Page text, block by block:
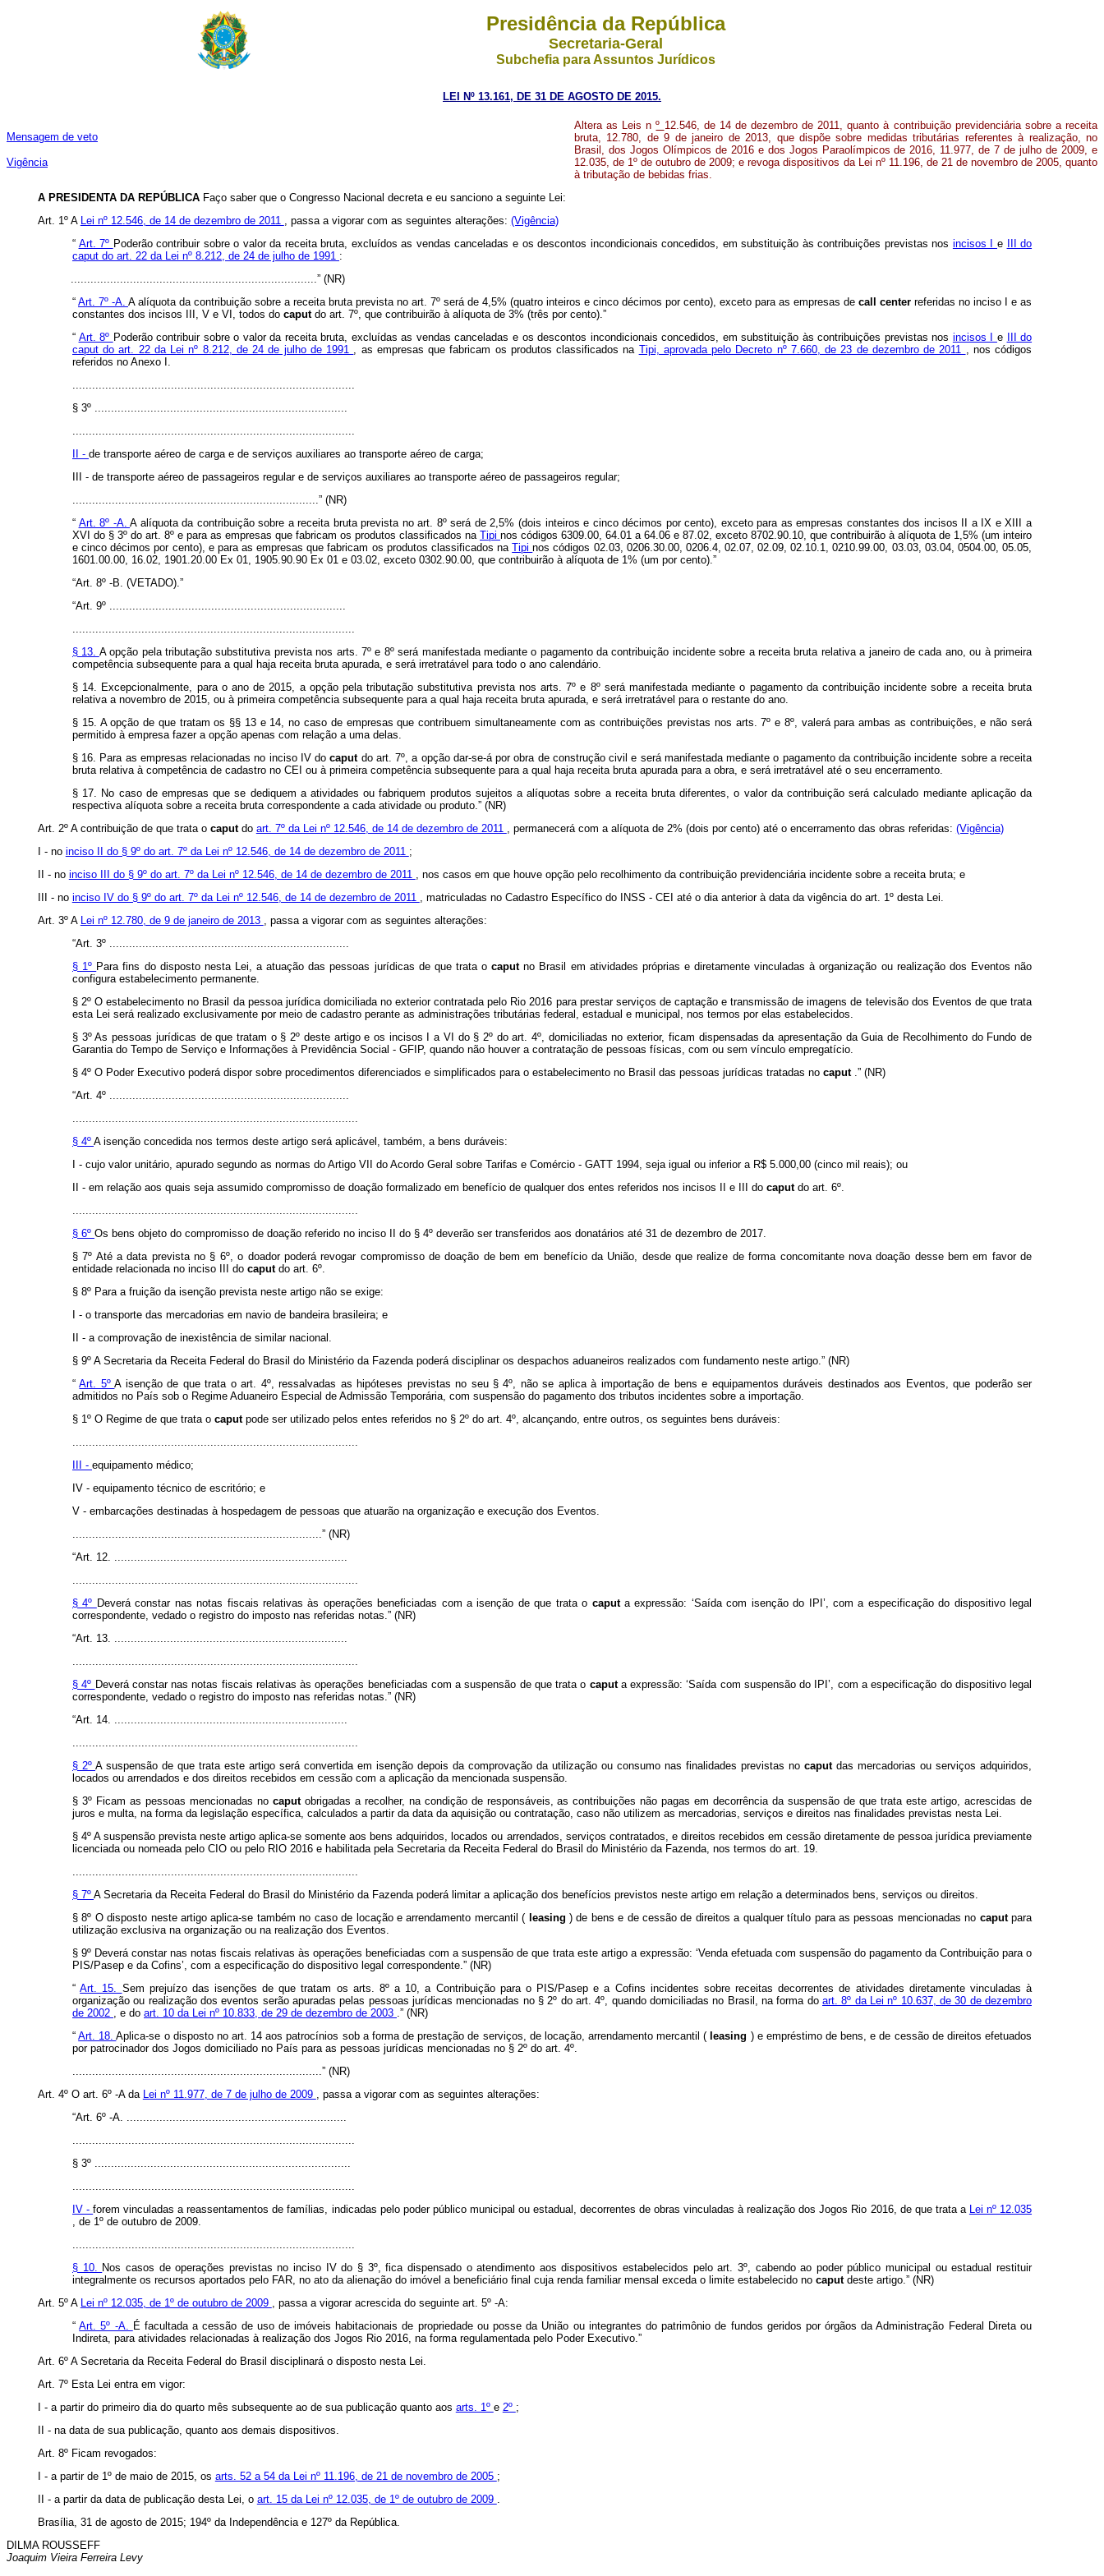
Presidência da República
Secretaria-Geral
Subchefia para Assuntos Jurídicos
LEI Nº 13.161, DE 31 DE AGOSTO DE 2015.
Mensagem de veto
Vigência
Altera as Leis nº 12.546, de 14 de dezembro de 2011, quanto à contribuição previdenciária sobre a receita
bruta, 12.780, de 9 de janeiro de 2013, que dispõe sobre medidas tributárias referentes à realização, no
Brasil, dos Jogos Olímpicos de 2016 e dos Jogos Paraolímpicos de 2016, 11.977, de 7 de julho de 2009, e
12.035, de 1º de outubro de 2009; e revoga dispositivos da Lei nº 11.196, de 21 de novembro de 2005, quanto
à tributação de bebidas frias.
A PRESIDENTA DA REPÚBLICA Faço saber que o Congresso Nacional decreta e eu sanciono a seguinte Lei:
Art. 1º A Lei nº 12.546, de 14 de dezembro de 2011 , passa a vigorar com as seguintes alterações: (Vigência)
“ Art. 7º Poderão contribuir sobre o valor da receita bruta, excluídos as vendas canceladas e os descontos incondicionais concedidos, em substituição às contribuições previstas nos incisos I e
III do
caput do art. 22 da Lei nº 8.212, de 24 de julho de 1991 :
...........................................................................” (NR)
“ Art. 7º -A. A alíquota da contribuição sobre a receita bruta prevista no art. 7º será de 4,5% (quatro inteiros e cinco décimos por cento), exceto para as empresas de call center referidas no inciso I e as
constantes dos incisos III, V e VI, todos do caput do art. 7º, que contribuirão à alíquota de 3% (três por cento).”
“ Art. 8º Poderão contribuir sobre o valor da receita bruta, excluídas as vendas canceladas e os descontos incondicionais concedidos, em substituição às contribuições previstas nos incisos I e
III do
caput do art. 22 da Lei nº 8.212, de 24 de julho de 1991 , as empresas que fabricam os produtos classificados na Tipi, aprovada pelo Decreto nº 7.660, de 23 de dezembro de 2011 , nos códigos
referidos no Anexo I.
......................................................................................
§ 3º .............................................................................
......................................................................................
II - de transporte aéreo de carga e de serviços auxiliares ao transporte aéreo de carga;
III - de transporte aéreo de passageiros regular e de serviços auxiliares ao transporte aéreo de passageiros regular;
...........................................................................” (NR)
“ Art. 8º -A.A alíquota da contribuição sobre a receita bruta prevista no art. 8º será de 2,5% (dois inteiros e cinco décimos por cento), exceto para as empresas constantes dos incisos II a IX e XIII a
XVI do § 3º do art. 8º e para as empresas que fabricam os produtos classificados na Tipi nos códigos 6309.00, 64.01 a 64.06 e 87.02, exceto 8702.90.10, que contribuirão à alíquota de 1,5% (um inteiro
e cinco décimos por cento), e para as empresas que fabricam os produtos classificados naTipinos códigos 02.03, 0206.30.00, 0206.4, 02.07, 02.09, 02.10.1, 0210.99.00, 03.03, 03.04, 0504.00, 05.05,
1601.00.00, 16.02, 1901.20.00 Ex 01, 1905.90.90 Ex 01 e 03.02, exceto 0302.90.00, que contribuirão à alíquota de 1% (um por cento).”
“Art. 8º -B. (VETADO).”
“Art. 9º ........................................................................
......................................................................................
§ 13. A opção pela tributação substitutiva prevista nos arts. 7º e 8º será manifestada mediante o pagamento da contribuição incidente sobre a receita bruta relativa a janeiro de cada ano, ou à primeira
competência subsequente para a qual haja receita bruta apurada, e será irretratável para todo o ano calendário.
§ 14. Excepcionalmente, para o ano de 2015, a opção pela tributação substitutiva prevista nos arts. 7º e 8º será manifestada mediante o pagamento da contribuição incidente sobre a receita bruta
relativa a novembro de 2015, ou à primeira competência subsequente para a qual haja receita bruta apurada, e será irretratável para o restante do ano.
§ 15. A opção de que tratam os §§ 13 e 14, no caso de empresas que contribuem simultaneamente com as contribuições previstas nos arts. 7º e 8º, valerá para ambas as contribuições, e não será
permitido à empresa fazer a opção apenas com relação a uma delas.
§ 16. Para as empresas relacionadas no inciso IV docaput do art. 7º, a opção dar-se-á por obra de construção civil e será manifestada mediante o pagamento da contribuição incidente sobre a receita
bruta relativa à competência de cadastro no CEI ou à primeira competência subsequente para a qual haja receita bruta apurada para a obra, e será irretratável até o seu encerramento.
§ 17. No caso de empresas que se dediquem a atividades ou fabriquem produtos sujeitos a alíquotas sobre a receita bruta diferentes, o valor da contribuição será calculado mediante aplicação da
respectiva alíquota sobre a receita bruta correspondente a cada atividade ou produto.” (NR)
Art. 2º A contribuição de que trata o caput do art. 7º da Lei nº 12.546, de 14 de dezembro de 2011 , permanecerá com a alíquota de 2% (dois por cento) até o encerramento das obras referidas: (Vigência)
I - no inciso II do § 9º do art. 7º da Lei nº 12.546, de 14 de dezembro de 2011 ;
II - no inciso III do § 9º do art. 7º da Lei nº 12.546, de 14 de dezembro de 2011 , nos casos em que houve opção pelo recolhimento da contribuição previdenciária incidente sobre a receita bruta; e
III - no inciso IV do § 9º do art. 7º da Lei nº 12.546, de 14 de dezembro de 2011 , matriculadas no Cadastro Específico do INSS - CEI até o dia anterior à data da vigência do art. 1º desta Lei.
Art. 3º A Lei nº 12.780, de 9 de janeiro de 2013 , passa a vigorar com as seguintes alterações:
“Art. 3º .........................................................................
§ 1º Para fins do disposto nesta Lei, a atuação das pessoas jurídicas de que trata ocaputno Brasil em atividades próprias e diretamente vinculadas à organização ou realização dos Eventos não
configura estabelecimento permanente.
§ 2º O estabelecimento no Brasil da pessoa jurídica domiciliada no exterior contratada pelo Rio 2016 para prestar serviços de captação e transmissão de imagens de televisão dos Eventos de que trata
esta Lei será realizado exclusivamente por meio de cadastro perante as administrações tributárias federal, estadual e municipal, nos termos por elas estabelecidos.
§ 3º As pessoas jurídicas de que tratam o § 2º deste artigo e os incisos I a VI do § 2º do art. 4º, domiciliadas no exterior, ficam dispensadas da apresentação da Guia de Recolhimento do Fundo de
Garantia do Tempo de Serviço e Informações à Previdência Social - GFIP, quando não houver a contratação de pessoas físicas, com ou sem vínculo empregatício.
§ 4º O Poder Executivo poderá dispor sobre procedimentos diferenciados e simplificados para o estabelecimento no Brasil das pessoas jurídicas tratadas no caput .” (NR)
“Art. 4º .........................................................................
.......................................................................................
§ 4º A isenção concedida nos termos deste artigo será aplicável, também, a bens duráveis:
I - cujo valor unitário, apurado segundo as normas do Artigo VII do Acordo Geral sobre Tarifas e Comércio - GATT 1994, seja igual ou inferior a R$ 5.000,00 (cinco mil reais); ou
II - em relação aos quais seja assumido compromisso de doação formalizado em benefício de qualquer dos entes referidos nos incisos II e III do caput do art. 6º.
.......................................................................................
§ 6º Os bens objeto do compromisso de doação referido no inciso II do § 4º deverão ser transferidos aos donatários até 31 de dezembro de 2017.
§ 7º Até a data prevista no § 6º, o doador poderá revogar compromisso de doação de bem em benefício da União, desde que realize de forma concomitante nova doação desse bem em favor de
entidade relacionada no inciso III do caput do art. 6º.
§ 8º Para a fruição da isenção prevista neste artigo não se exige:
I - o transporte das mercadorias em navio de bandeira brasileira; e
II - a comprovação de inexistência de similar nacional.
§ 9º A Secretaria da Receita Federal do Brasil do Ministério da Fazenda poderá disciplinar os despachos aduaneiros realizados com fundamento neste artigo.” (NR)
“Art. 5ºA isenção de que trata o art. 4º, ressalvadas as hipóteses previstas no seu § 4º, não se aplica à importação de bens e equipamentos duráveis destinados aos Eventos, que poderão ser
admitidos no País sob o Regime Aduaneiro Especial de Admissão Temporária, com suspensão do pagamento dos tributos incidentes sobre a importação.
§ 1º O Regime de que trata o caput pode ser utilizado pelos entes referidos no § 2º do art. 4º, alcançando, entre outros, os seguintes bens duráveis:
.......................................................................................
III - equipamento médico;
IV - equipamento técnico de escritório; e
V - embarcações destinadas à hospedagem de pessoas que atuarão na organização e execução dos Eventos.
............................................................................” (NR)
“Art. 12. .......................................................................
.......................................................................................
§ 4º Deverá constar nas notas fiscais relativas às operações beneficiadas com a isenção de que trata o caput a expressão: ‘Saída com isenção do IPI’, com a especificação do dispositivo legal
correspondente, vedado o registro do imposto nas referidas notas.” (NR)
“Art. 13. .......................................................................
.......................................................................................
§ 4º Deverá constar nas notas fiscais relativas às operações beneficiadas com a suspensão de que trata o caput a expressão: ‘Saída com suspensão do IPI’, com a especificação do dispositivo legal
correspondente, vedado o registro do imposto nas referidas notas.” (NR)
“Art. 14. .......................................................................
.......................................................................................
§ 2º A suspensão de que trata este artigo será convertida em isenção depois da comprovação da utilização ou consumo nas finalidades previstas no caput das mercadorias ou serviços adquiridos,
locados ou arrendados e dos direitos recebidos em cessão com a aplicação da mencionada suspensão.
§ 3º Ficam as pessoas mencionadas no caput obrigadas a recolher, na condição de responsáveis, as contribuições não pagas em decorrência da suspensão de que trata este artigo, acrescidas de
juros e multa, na forma da legislação específica, calculados a partir da data da aquisição ou contratação, caso não utilizem as mercadorias, serviços e direitos nas finalidades previstas nesta Lei.
§ 4º A suspensão prevista neste artigo aplica-se somente aos bens adquiridos, locados ou arrendados, serviços contratados, e direitos recebidos em cessão diretamente de pessoa jurídica previamente
licenciada ou nomeada pelo CIO ou pelo RIO 2016 e habilitada pela Secretaria da Receita Federal do Brasil do Ministério da Fazenda, nos termos do art. 19.
.......................................................................................
§ 7º A Secretaria da Receita Federal do Brasil do Ministério da Fazenda poderá limitar a aplicação dos benefícios previstos neste artigo em relação a determinados bens, serviços ou direitos.
§ 8º O disposto neste artigo aplica-se também no caso de locação e arrendamento mercantil ( leasing) de bens e de cessão de direitos a qualquer título para as pessoas mencionadas no caputpara
utilização exclusiva na organização ou na realização dos Eventos.
§ 9º Deverá constar nas notas fiscais relativas às operações beneficiadas com a suspensão de que trata este artigo a expressão: ‘Venda efetuada com suspensão do pagamento da Contribuição para o
PIS/Pasep e da Cofins’, com a especificação do dispositivo legal correspondente.” (NR)
“Art. 15. Sem prejuízo das isenções de que tratam os arts. 8º a 10, a Contribuição para o PIS/Pasep e a Cofins incidentes sobre receitas decorrentes de atividades diretamente vinculadas à
organização ou realização dos eventos serão apuradas pelas pessoas jurídicas mencionadas no § 2º do art. 4º, quando domiciliadas no Brasil, na forma do art. 8º da Lei nº 10.637, de 30 de dezembro
de 2002 , e do art. 10 da Lei nº 10.833, de 29 de dezembro de 2003 .” (NR)
“Art. 18.Aplica-se o disposto no art. 14 aos patrocínios sob a forma de prestação de serviços, de locação, arrendamento mercantil ( leasing ) e empréstimo de bens, e de cessão de direitos efetuados
por patrocinador dos Jogos domiciliado no País para as pessoas jurídicas mencionadas no § 2º do art. 4º.
............................................................................” (NR)
Art. 4º O art. 6º -A da Lei nº 11.977, de 7 de julho de 2009 , passa a vigorar com as seguintes alterações:
“Art. 6º -A. ...................................................................
......................................................................................
§ 3º ..............................................................................
......................................................................................
IV -forem vinculadas a reassentamentos de famílias, indicadas pelo poder público municipal ou estadual, decorrentes de obras vinculadas à realização dos Jogos Rio 2016, de que trata a Lei nº 12.035
, de 1º de outubro de 2009.
......................................................................................
§ 10. Nos casos de operações previstas no inciso IV do § 3º, fica dispensado o atendimento aos dispositivos estabelecidos pelo art. 3º, cabendo ao poder público municipal ou estadual restituir
integralmente os recursos aportados pelo FAR, no ato da alienação do imóvel a beneficiário final cuja renda familiar mensal exceda o limite estabelecido no caput deste artigo.” (NR)
Art. 5º A Lei nº 12.035, de 1º de outubro de 2009 , passa a vigorar acrescida do seguinte art. 5º -A:
“Art. 5º -A. É facultada a cessão de uso de imóveis habitacionais de propriedade ou posse da União ou integrantes do patrimônio de fundos geridos por órgãos da Administração Federal Direta ou
Indireta, para atividades relacionadas à realização dos Jogos Rio 2016, na forma regulamentada pelo Poder Executivo.”
Art. 6º A Secretaria da Receita Federal do Brasil disciplinará o disposto nesta Lei.
Art. 7º Esta Lei entra em vigor:
I - a partir do primeiro dia do quarto mês subsequente ao de sua publicação quanto aos arts. 1º e 2º ;
II - na data de sua publicação, quanto aos demais dispositivos.
Art. 8º Ficam revogados:
I - a partir de 1º de maio de 2015, os arts. 52 a 54 da Lei nº 11.196, de 21 de novembro de 2005 ;
II - a partir da data de publicação desta Lei, o art. 15 da Lei nº 12.035, de 1º de outubro de 2009 .
Brasília, 31 de agosto de 2015; 194º da Independência e 127º da República.
DILMA ROUSSEFF
Joaquim Vieira Ferreira Levy